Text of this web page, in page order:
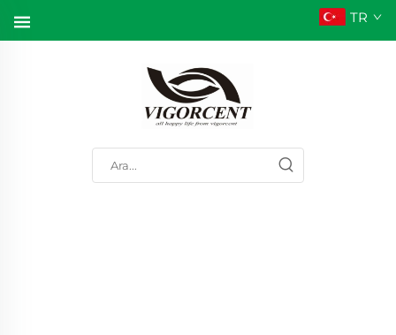
TR